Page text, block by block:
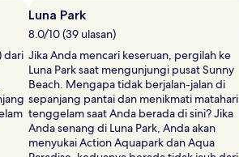
dari
Luna Park
8.0/10 (39 ulasan)
Jika Anda mencari keseruan, pergilah ke
Luna Park saat mengunjungi pusat Sunny
Beach. Mengapa tidak berjalan-jalan di
sepanjang pantai dan menikmati matahari
tenggelam saat Anda berada di sini? Jika
Anda senang di Luna Park, Anda akan
menyukai Action Aquapark dan Aqua